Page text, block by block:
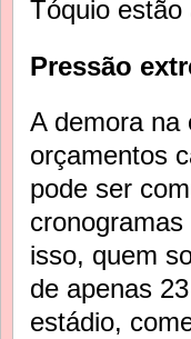
Tóquio
Pressão
A demora na
orçamentos
pode ser
isso, quem
de apenas
estádio,